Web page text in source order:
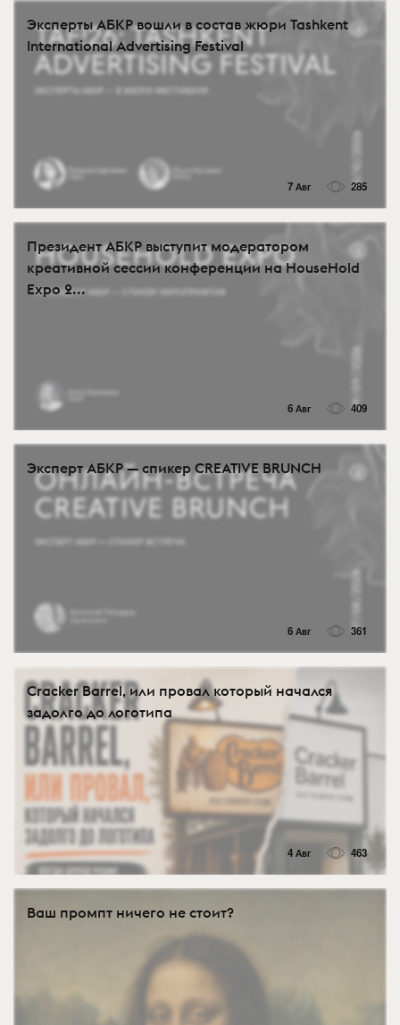
Эксперты АБКР вошли в состав жюри Tashkent
International Advertising Festival
7 Авг 285
Президент АБКР выступит модератором
креативной сессии конференции на HouseHold
Expo 2...
6 Авг 409
Эксперт АБКР — спикер CREATIVE BRUNCH
6 Авг 361
Cracker Barrel, или провал который начался
задолго до логотипа
4 Авг 463
Ваш промпт ничего не стоит?